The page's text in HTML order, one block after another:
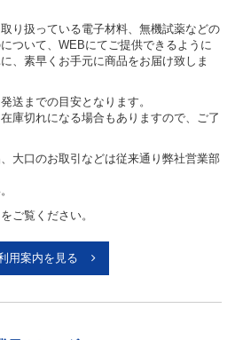
り扱っている電子材料、無機試薬などの
ついて、WEBにてご提供できるように
、素早くお手元に商品をお届け致しま
送までの目安となります。
庫切れになる場合もありますので、ご了
大口のお取引などは従来通り弊社営業部
をご覧ください。
用案内を見る